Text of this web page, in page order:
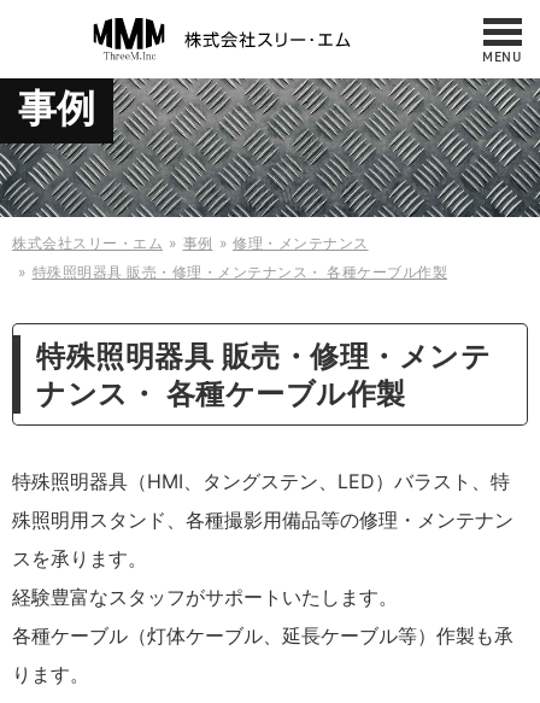
MENU
お問い合わせ
042-487-7860
10:00 - 17:00 （平日／日曜／祝日）
NEWS
サービス・製品
什器・板金
縫製製品
規格商品
採用情報
お問い合わせ
事例
株式会社スリー・エム 事例
修理・メンテナンス
特殊照明器具 販売・修理・メンテナンス・ 各種ケーブル作製
特殊照明器具 販売・修理・メンテ
ナンス・ 各種ケーブル作製
特殊照明器具（HMI、タングステン、LED）バラスト、特
殊照明用スタンド、各種撮影用備品等の修理・メンテナン
スを承ります。
経験豊富なスタッフがサポートいたします。
各種ケーブル（灯体ケーブル、延長ケーブル等）作製も承
ります。